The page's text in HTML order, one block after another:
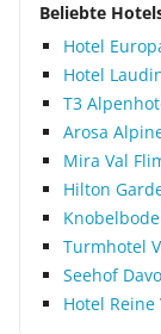
Beliebte
Hotel
Hotel
T3
Arosa
Mira Val
Hilton
Turmhotel
Seehof
Hotel Reine